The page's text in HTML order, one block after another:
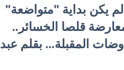
لم يكن بداية "متواضعة"
قلصا الخسائر..
المقبلة... بقلم عبد